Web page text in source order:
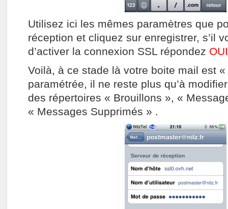
Utilisez ici les mêmes paramètres que
réception et cliquez sur enregistrer, s’il
d’activer la connexion SSL répondez OUI
Voilà, à ce stade là votre boite mail est
paramétrée, il ne reste plus qu’à
des répertoires « Brouillons », «
« Messages Supprimés » .